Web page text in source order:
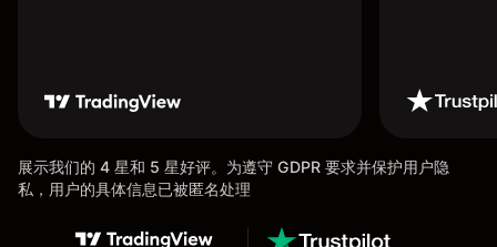
展示我们的 4 星和 5 星好评。为遵守 GDPR 要求并保护用户隐
私，用户的具体信息已被匿名处理